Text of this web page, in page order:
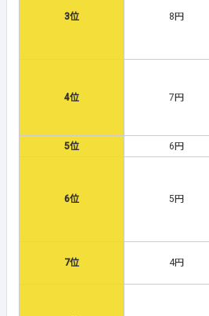
3位 8円
4位 7円
5位
6円
6位 5円
7位 4円